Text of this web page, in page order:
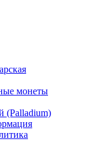
монеты
(Palladium)